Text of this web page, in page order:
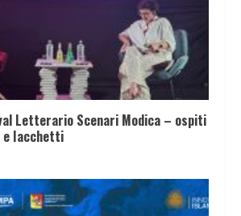
Letterario Scenari Modica – ospiti
e Iacchetti